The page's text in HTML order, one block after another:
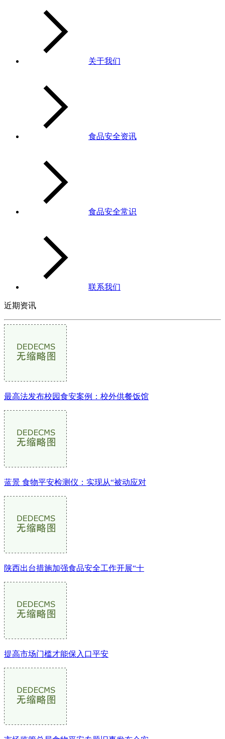
关于我们
食品安全资讯
食品安全常识
联系我们
近期资讯
最高法发布校园食安案例：校外供餐饭馆
蓝景 食物平安检测仪：实现从“被动应对
陕西出台措施加强食品安全工作开展“十
提高市场门槛才能保入口平安